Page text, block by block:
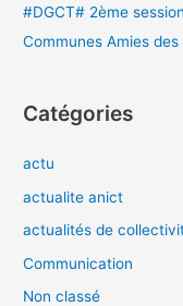
#DGCT# 2ème
Communes Amies des
Catégories
actu
actualite anict
actualités de
Communication
Non classé